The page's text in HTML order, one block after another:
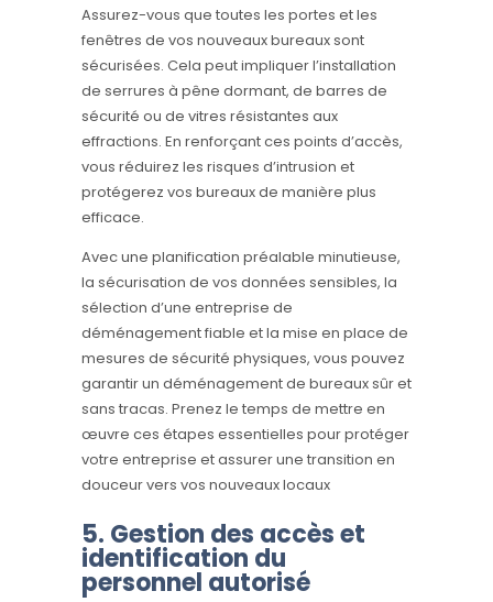
Assurez-vous que toutes les portes et les
fenêtres de vos nouveaux bureaux sont
sécurisées. Cela peut impliquer l’installation
de serrures à pêne dormant, de barres de
sécurité ou de vitres résistantes aux
effractions. En renforçant ces points d’accès,
vous réduirez les risques d’intrusion et
protégerez vos bureaux de manière plus
efficace.
Avec une planification préalable minutieuse,
la sécurisation de vos données sensibles, la
sélection d’une entreprise de
déménagement fiable et la mise en place de
mesures de sécurité physiques, vous pouvez
garantir un déménagement de bureaux sûr et
sans tracas. Prenez le temps de mettre en
œuvre ces étapes essentielles pour protéger
votre entreprise et assurer une transition en
douceur vers vos nouveaux locaux
5. Gestion des accès et
identification du
personnel autorisé